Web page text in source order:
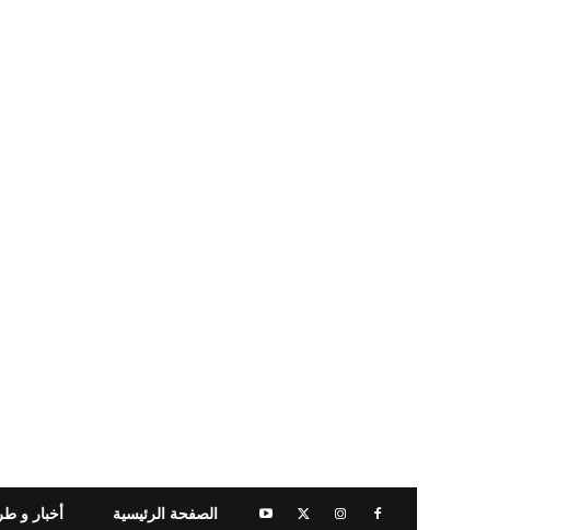
أخبار و الصفحة الرئيسية